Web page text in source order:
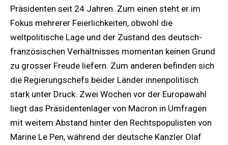
Präsidenten seit 24 Jahren. Zum einen steht er im
Fokus mehrerer Feierlichkeiten, obwohl die
weltpolitische Lage und der Zustand des deutsch-
französischen Verhältnisses momentan keinen Grund
zu grosser Freude liefern. Zum anderen befinden sich
die Regierungschefs beider Länder innenpolitisch
stark unter Druck. Zwei Wochen vor der Europawahl
liegt das Präsidentenlager von Macron in Umfragen
mit weitem Abstand hinter den Rechtspopulisten von
Marine Le Pen, während der deutsche Kanzler Olaf